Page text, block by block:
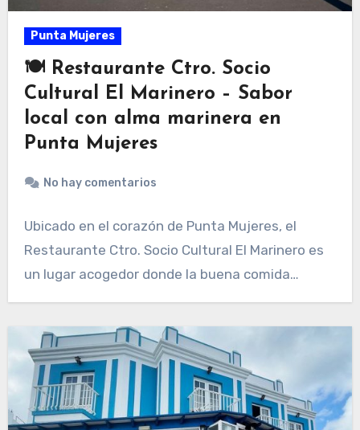
Punta Mujeres
🍽 Restaurante Ctro. Socio
Cultural El Marinero – Sabor
local con alma marinera en
Punta Mujeres
No hay comentarios
Ubicado en el corazón de Punta Mujeres, el
Restaurante Ctro. Socio Cultural El Marinero es
un lugar acogedor donde la buena comida…